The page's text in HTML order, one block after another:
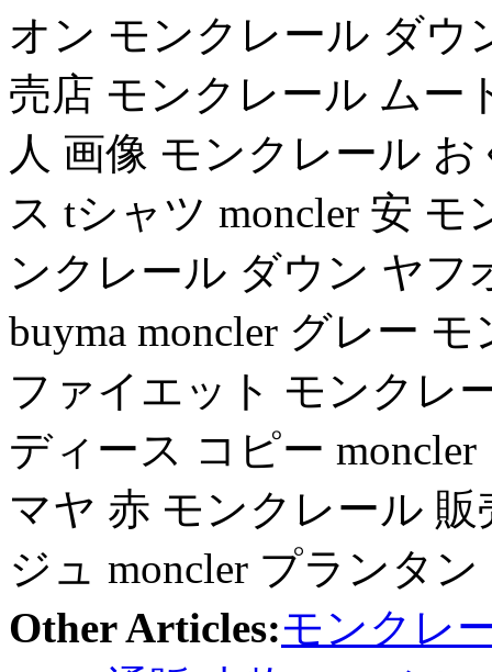
オン モンクレール ダウ
売店 モンクレール ムー
人 画像 モンクレール
ス tシャツ moncler 安
ンクレール ダウン ヤフ
buyma moncler グレー
ファイエット モンクレ
ディース コピー
マヤ 赤 モンクレール
ジュ moncler プランタン
Other Articles:モンクレ